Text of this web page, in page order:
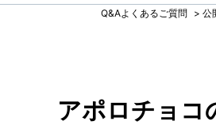
Q&Aよくあるご質問 > 公
アポロチョコ